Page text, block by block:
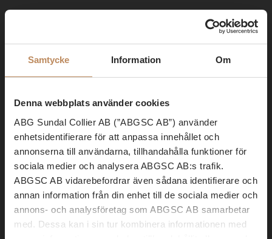
Samtycke Information Om
Denna webbplats använder cookies
ABG Sundal Collier AB (”ABGSC AB”) använder
enhetsidentifierare för att anpassa innehållet och
annonserna till användarna, tillhandahålla funktioner för
sociala medier och analysera ABGSC AB:s trafik.
ABGSC AB vidarebefordrar även sådana identifierare och
annan information från din enhet till de sociala medier och
annons- och analysföretag som ABGSC AB samarbetar
med. Dessa kan i sin tur kombinera informationen med